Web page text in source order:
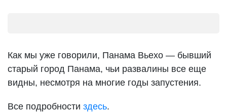
Как мы уже говорили, Панама Вьехо — бывший
старый город Панама, чьи развалины все еще
видны, несмотря на многие годы запустения.
Все подробности здесь.